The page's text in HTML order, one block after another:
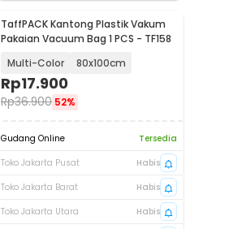
TaffPACK Kantong Plastik Vakum
Pakaian Vacuum Bag 1 PCS - TF158
Multi-Color
80x100cm
Rp17.900
Rp36.900 52%
Gudang Online
Tersedia
Toko Jakarta Pusat
Habis
Toko Jakarta Barat
Habis
Toko Jakarta Utara
Habis